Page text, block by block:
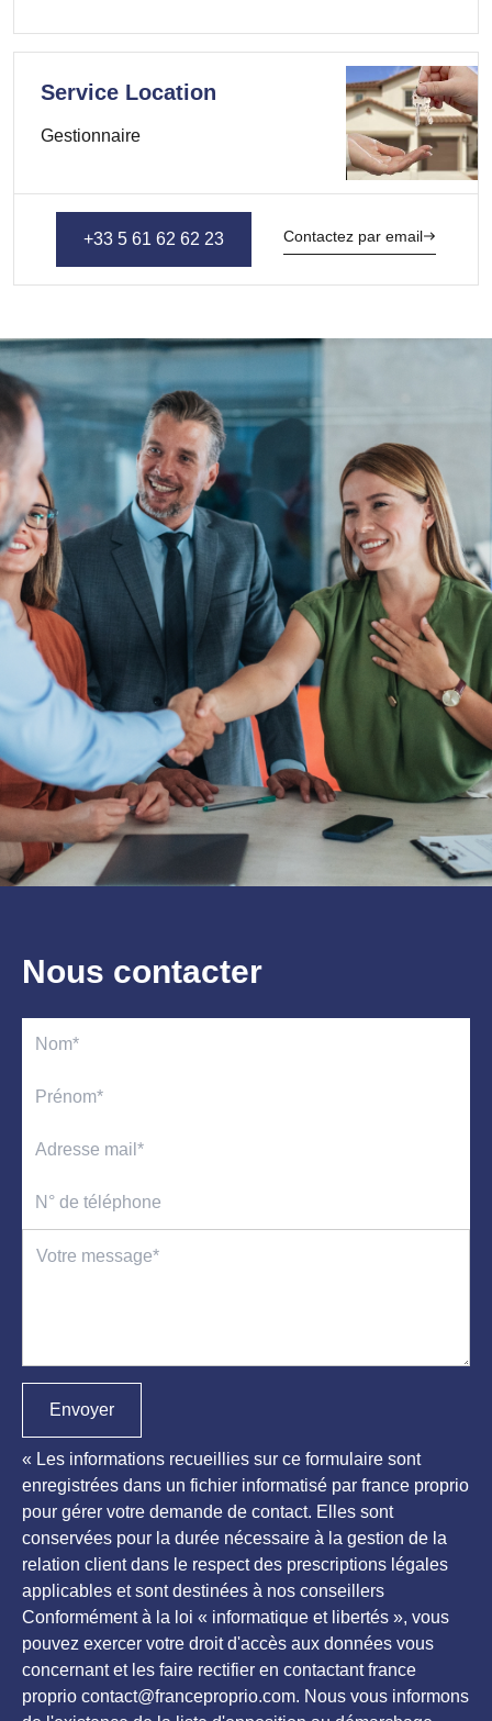
Service Location
Gestionnaire
+33 5 61 62 62 23 Contactez par email
Nous contacter
Envoyer
« Les informations recueillies sur ce formulaire sont
enregistrées dans un fichier informatisé par france proprio
pour gérer votre demande de contact. Elles sont
conservées pour la durée nécessaire à la gestion de la
relation client dans le respect des prescriptions légales
applicables et sont destinées à nos conseillers
Conformément à la loi « informatique et libertés », vous
pouvez exercer votre droit d'accès aux données vous
concernant et les faire rectifier en contactant france
proprio contact@franceproprio.com. Nous vous informons